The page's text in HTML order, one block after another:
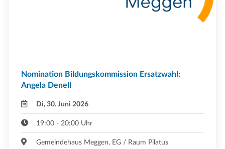
Nomination Bildungskommission Ersatzwahl:
Angela Denell
Di, 30. Juni 2026
19:00 - 20:00 Uhr
Gemeindehaus Meggen, EG / Raum Pilatus